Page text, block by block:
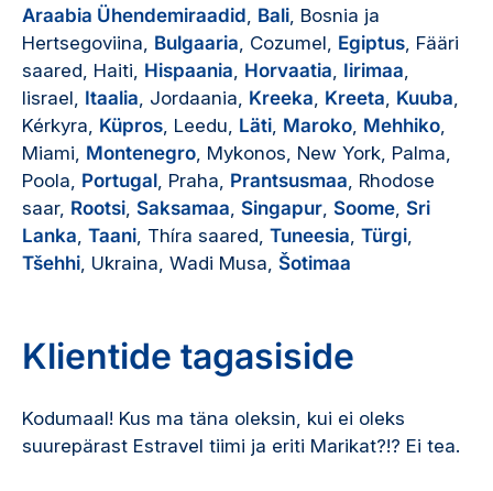
Araabia Ühendemiraadid, Bali, Bosnia ja
Hertsegoviina, Bulgaaria, Cozumel, Egiptus, Fääri
saared, Haiti, Hispaania, Horvaatia, Iirimaa,
Iisrael, Itaalia, Jordaania, Kreeka, Kreeta, Kuuba,
Kérkyra, Küpros, Leedu, Läti, Maroko, Mehhiko,
Miami, Montenegro, Mykonos, New York, Palma,
Poola, Portugal, Praha, Prantsusmaa, Rhodose
saar, Rootsi, Saksamaa, Singapur, Soome, Sri
Lanka, Taani, Thíra saared, Tuneesia, Türgi,
Tšehhi, Ukraina, Wadi Musa, Šotimaa
Klientide tagasiside
Kodumaal! Kus ma täna oleksin, kui ei oleks
suurepärast Estravel tiimi ja eriti Marikat?!? Ei tea.